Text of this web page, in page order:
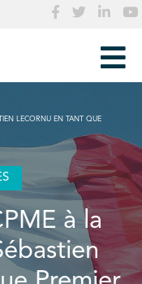
LECORNU EN TANT QUE
à la